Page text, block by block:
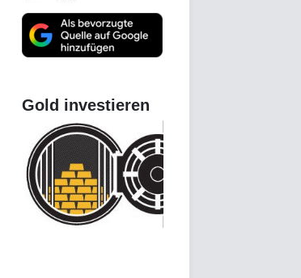
Gold investieren